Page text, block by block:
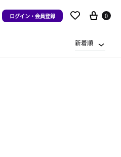
ログイン・会員登録 0
新着順